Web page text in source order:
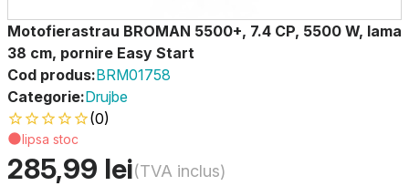
Motofierastrau BROMAN 5500+, 7.4 CP, 5500 W, lama
38 cm, pornire Easy Start
Cod produs:BRM01758
Categorie:Drujbe
(0)
lipsa stoc
285,99 lei(TVA inclus)